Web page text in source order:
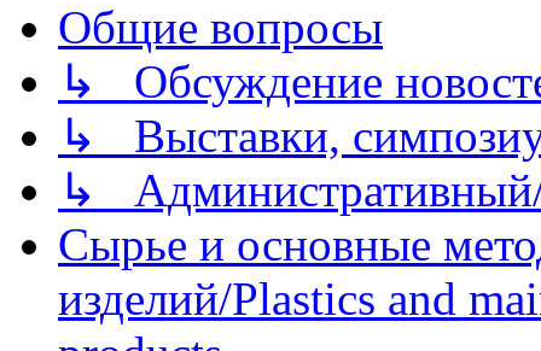
Общие вопросы
↳ Обсуждение
↳ Выставки,
↳
Сырье и основные
изделий/Plastics and